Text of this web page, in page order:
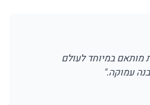
מותאם במיוחד לעולם
עמוקה."